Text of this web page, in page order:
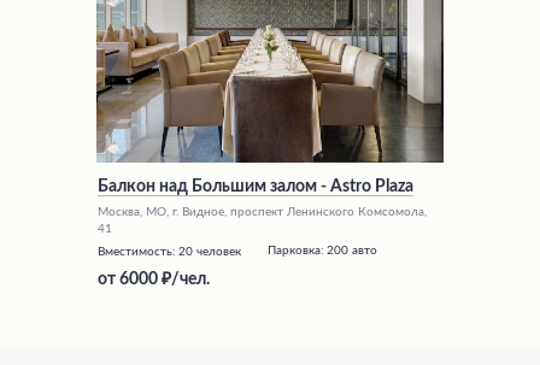
Балкон над Большим залом - Astro Plaza
Москва, МО, г. Видное, проспект Ленинского Комсомола,
41
Вместимость: 20 человек Парковка: 200 авто
от 6000 /чел.